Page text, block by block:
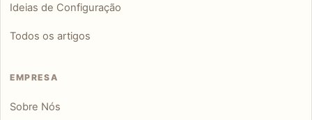
Ideias de Configuração
Todos os artigos
EMPRESA
Sobre Nós